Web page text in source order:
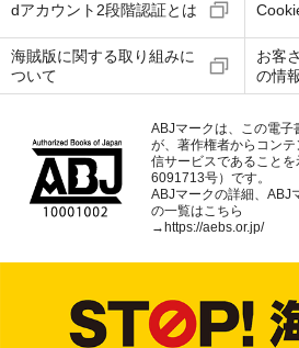
dアカウント2段階認証とは
海賊版に関する取り組みに
ついて
お客
の情
ABJマークは、この電子
が、著作権者からコン
信サービスであること
6091713号）です。
ABJマークの詳細、ABJ
の一覧はこちら
→ https://aebs.or.jp/